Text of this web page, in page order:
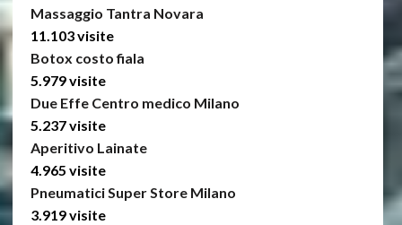
Massaggio Tantra Novara
11.103 visite
Botox costo fiala
5.979 visite
Due Effe Centro medico Milano
5.237 visite
Aperitivo Lainate
4.965 visite
Pneumatici Super Store Milano
3.919 visite